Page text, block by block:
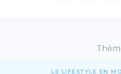
LE LIFESTYLE EN